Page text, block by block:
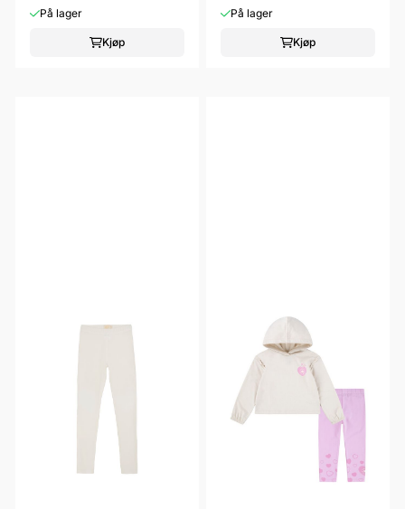
På lager
Kjøp
På lager
Kjøp